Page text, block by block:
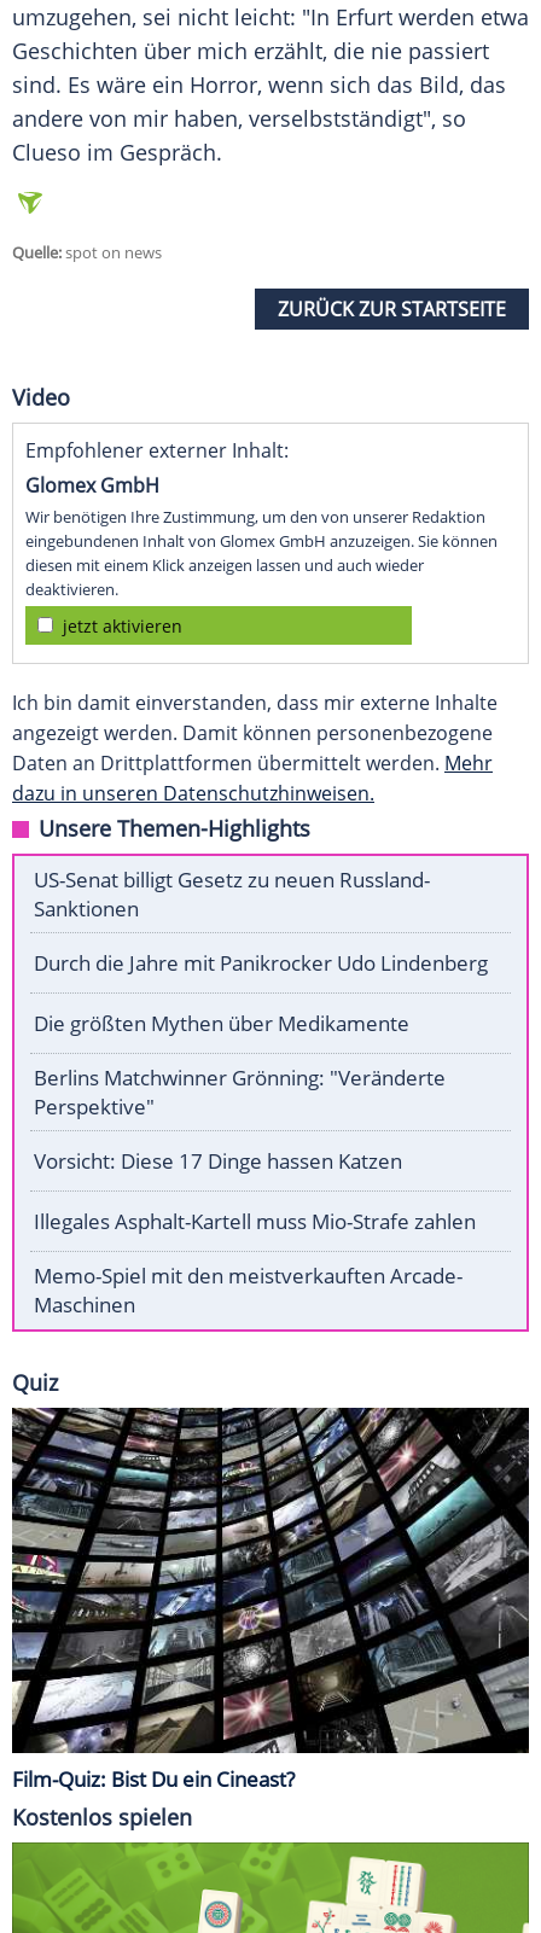
umzugehen, sei nicht leicht: "In Erfurt werden etwa
Geschichten über mich erzählt, die nie passiert
sind. Es wäre ein Horror, wenn sich das Bild, das
andere von mir haben, verselbstständigt", so
Clueso im Gespräch.
Quelle:spot on news
ZURÜCK ZUR STARTSEITE
Video
Empfohlener externer Inhalt:
Glomex GmbH
Wir benötigen Ihre Zustimmung, um den von unserer Redaktion
eingebundenen Inhalt von Glomex GmbH anzuzeigen. Sie können
diesen mit einem Klick anzeigen lassen und auch wieder
deaktivieren.
jetzt aktivieren
Ich bin damit einverstanden, dass mir externe Inhalte
angezeigt werden. Damit können personenbezogene
Daten an Drittplattformen übermittelt werden. Mehr
dazu in unseren Datenschutzhinweisen.
Unsere Themen-Highlights
US-Senat billigt Gesetz zu neuen Russland-
Sanktionen
Durch die Jahre mit Panikrocker Udo Lindenberg
Die größten Mythen über Medikamente
Berlins Matchwinner Grönning: "Veränderte
Perspektive"
Vorsicht: Diese 17 Dinge hassen Katzen
Illegales Asphalt-Kartell muss Mio-Strafe zahlen
Memo-Spiel mit den meistverkauften Arcade-
Maschinen
Quiz
Film-Quiz: Bist Du ein Cineast?
Kostenlos spielen